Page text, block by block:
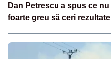
Dan Petrescu a spus ce
foarte greu să ceri